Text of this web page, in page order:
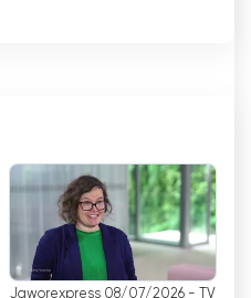
提供以西里西亚地区的
点的多样而有趣的内容。
来源，报道西里西亚地区
Jaworexpress 08/07/2026 - TV